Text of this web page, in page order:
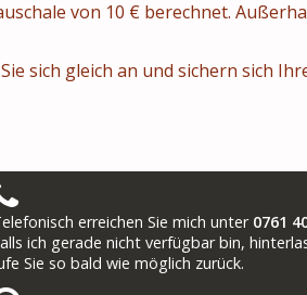
von 10 € berechnet.
sich gleich an und sichern sich
erreichen Sie mich unter 0761
ich gerade nicht verfügbar bin,
Sie so bald wie möglich zurück.